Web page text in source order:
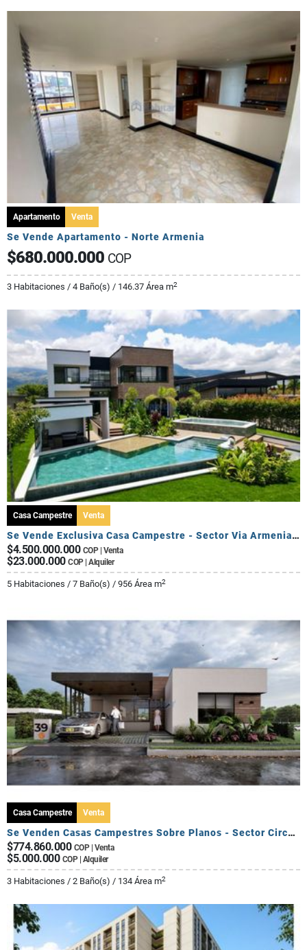
Apartamento Venta
Se Vende Apartamento - Norte Armenia
$680.000.000 COP
3 Habitaciones / 4 Baño(s) / 146.37 Área m2
Casa Campestre Venta
Se Vende Exclusiva Casa Campestre - Sector Via Armenia Calarca
$4.500.000.000 COP | Venta
$23.000.000 COP | Alquiler
5 Habitaciones / 7 Baño(s) / 956 Área m2
Casa Campestre Venta
Se Venden Casas Campestres Sobre Planos - Sector Circasia
$774.860.000 COP | Venta
$5.000.000 COP | Alquiler
3 Habitaciones / 2 Baño(s) / 134 Área m2